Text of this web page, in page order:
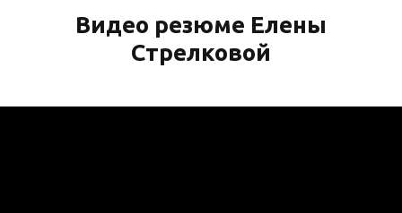
Видео резюме Елены
Стрелковой